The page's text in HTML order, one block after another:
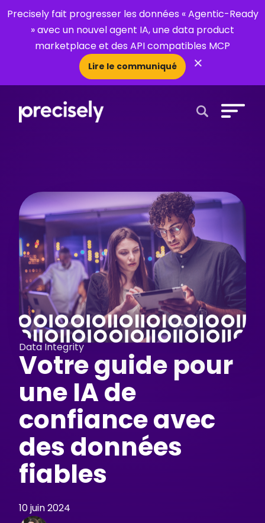
Precisely fait progresser les données « Agentic-Ready
» avec un nouvel agent IA, une data product
marketplace et des API compatibles MCP
Lire le communiqué ×
Data Integrity
Votre guide pour
une IA de
confiance avec
des données
fiables
10 juin 2024